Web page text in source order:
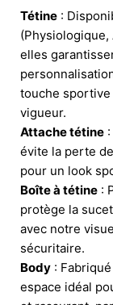
Tétine :
(Physiologique,
elles
touche
vigueur.
Attache tétine
évite la perte
pour un look
Boîte à tétine :
protège la
avec notre
sécuritaire.
Body :
espace idéal